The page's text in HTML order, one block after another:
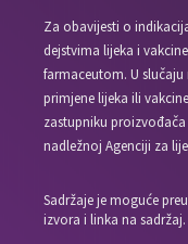
Za obavijesti o
dejstvima lijeka i
farmaceutom. U
primjene lijeka ili
zastupniku
nadležnoj Agenciji za
Sadržaje je moguće
izvora i linka na sadržaj.